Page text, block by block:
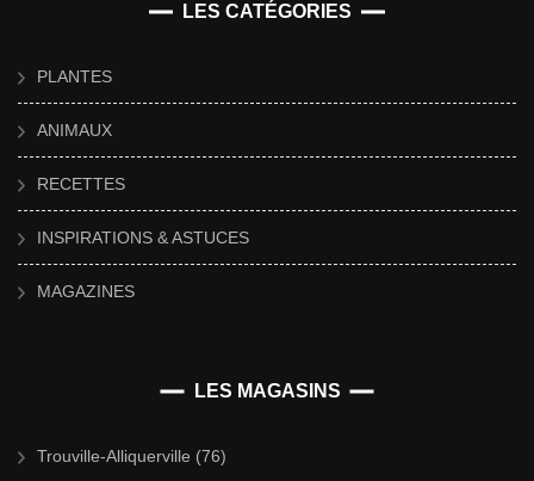
LES CATÉGORIES
PLANTES
ANIMAUX
RECETTES
INSPIRATIONS & ASTUCES
MAGAZINES
LES MAGASINS
Trouville-Alliquerville (76)